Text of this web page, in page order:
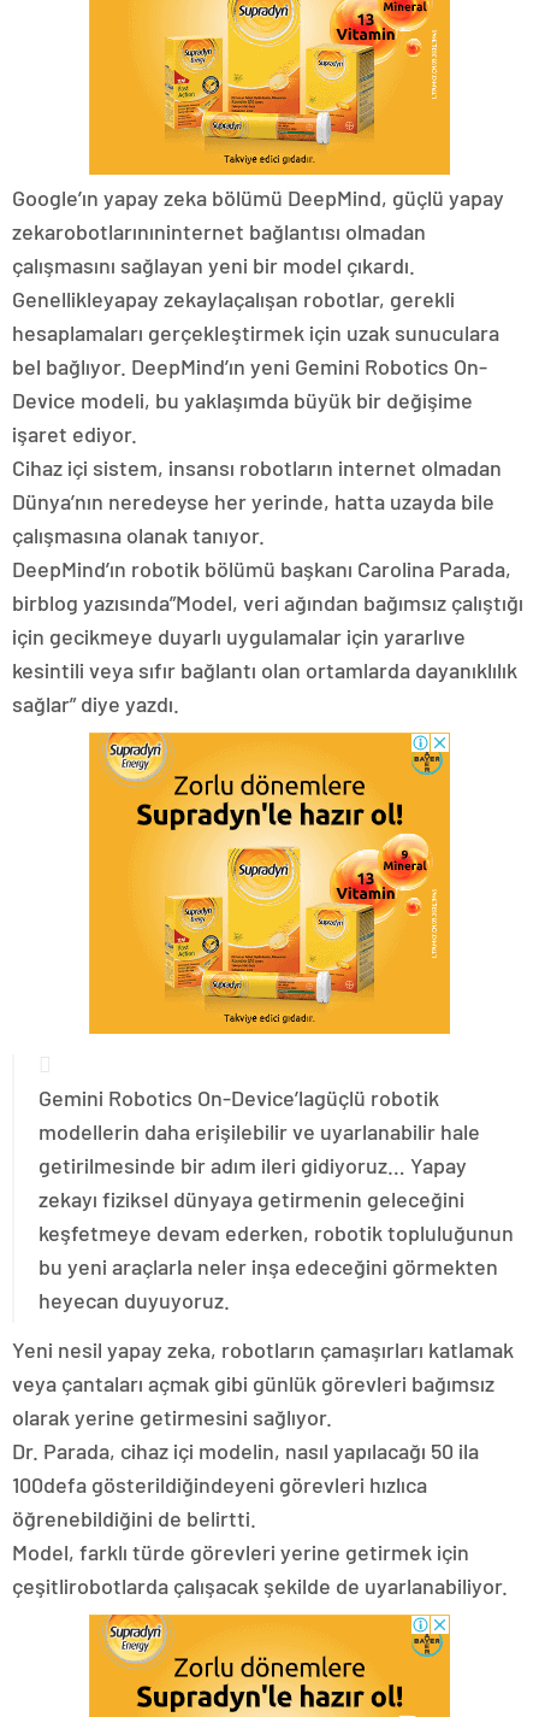
Google’ın yapay zeka bölümü DeepMind, güçlü yapay
zekarobotlarınıninternet bağlantısı olmadan
çalışmasını sağlayan yeni bir model çıkardı.
Genellikleyapay zekaylaçalışan robotlar, gerekli
hesaplamaları gerçekleştirmek için uzak sunuculara
bel bağlıyor. DeepMind’ın yeni Gemini Robotics On-
Device modeli, bu yaklaşımda büyük bir değişime
işaret ediyor.
Cihaz içi sistem, insansı robotların internet olmadan
Dünya’nın neredeyse her yerinde, hatta uzayda bile
çalışmasına olanak tanıyor.
DeepMind’ın robotik bölümü başkanı Carolina Parada,
birblog yazısında”Model, veri ağından bağımsız çalıştığı
için gecikmeye duyarlı uygulamalar için yararlıve
kesintili veya sıfır bağlantı olan ortamlarda dayanıklılık
sağlar” diye yazdı.
Gemini Robotics On-Device’lagüçlü robotik
modellerin daha erişilebilir ve uyarlanabilir hale
getirilmesinde bir adım ileri gidiyoruz… Yapay
zekayı fiziksel dünyaya getirmenin geleceğini
keşfetmeye devam ederken, robotik topluluğunun
bu yeni araçlarla neler inşa edeceğini görmekten
heyecan duyuyoruz.
Yeni nesil yapay zeka, robotların çamaşırları katlamak
veya çantaları açmak gibi günlük görevleri bağımsız
olarak yerine getirmesini sağlıyor.
Dr. Parada, cihaz içi modelin, nasıl yapılacağı 50 ila
100defa gösterildiğindeyeni görevleri hızlıca
öğrenebildiğini de belirtti.
Model, farklı türde görevleri yerine getirmek için
çeşitlirobotlarda çalışacak şekilde de uyarlanabiliyor.